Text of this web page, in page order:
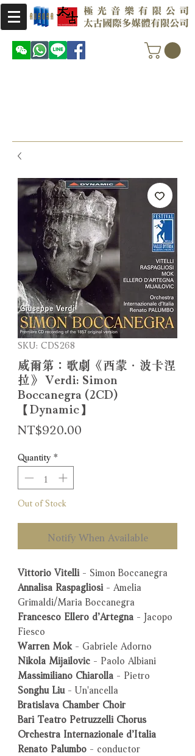
SKU: CDS268
威爾第：歌劇《西蒙．波卡涅
拉》 Verdi: Simon
Boccanegra (2CD)
【Dynamic】
NT$920.00
Quantity *
Out of Stock
Notify When Available
Vittorio Vitelli - Simon Boccanegra
Annalisa Raspagliosi - Amelia
Grimaldi/Maria Boccanegra
Francesco Ellero d’Artegna - Jacopo
Fiesco
Warren Mok - Gabriele Adorno
Nikola Mijailovic - Paolo Albiani
Massimiliano Chiarolla - Pietro
Songhu Liu- Un'ancella
Bratislava Chamber Choir
Bari Teatro Petruzzelli Chorus
Orchestra Internazionale d’Italia
Renato Palumbo - conductor